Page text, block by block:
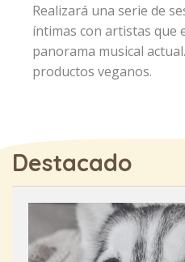
Realizará una serie de
íntimas con artistas que
panorama musical
productos veganos.
Destacado